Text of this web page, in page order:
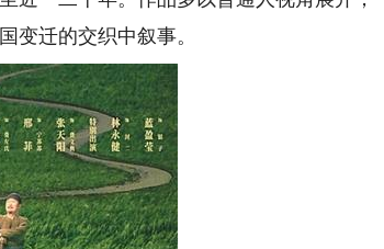
变迁的交织中叙事。